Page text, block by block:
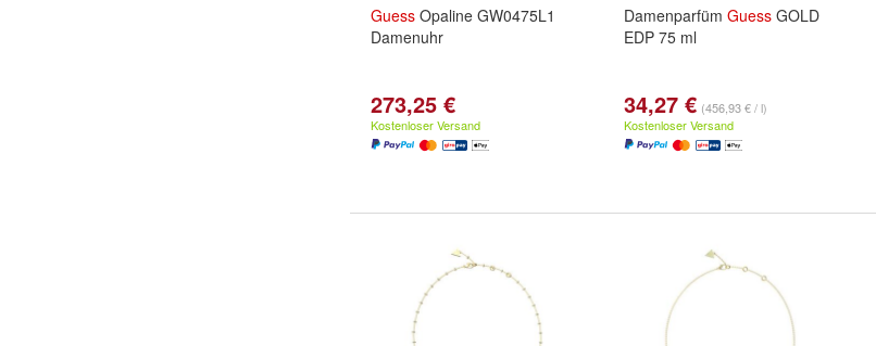
Guess Opaline GW0475L1
Damenuhr
273,25 €
Kostenloser Versand
Damenparfüm Guess GOLD
EDP 75 ml
34,27 € (456,93 € / l)
Kostenloser Versand